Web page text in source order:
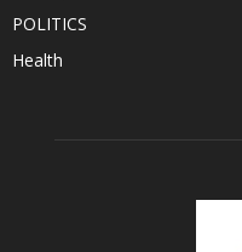
POLITICS
Health